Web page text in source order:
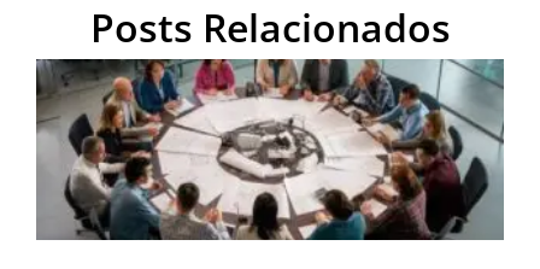
Posts Relacionados